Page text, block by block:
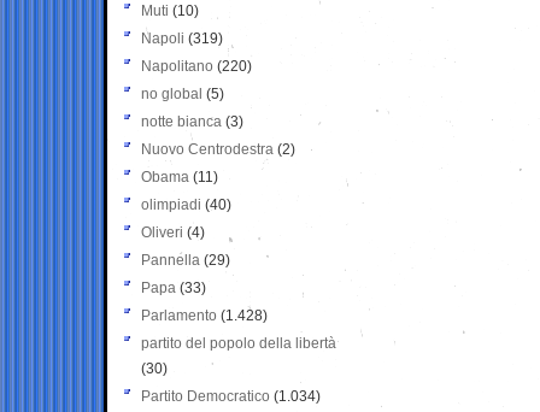
Muti (10)
Napoli (319)
Napolitano (220)
no global (5)
notte bianca (3)
Nuovo Centrodestra (2)
Obama (11)
olimpiadi (40)
Oliveri (4)
Pannella (29)
Papa (33)
Parlamento (1.428)
partito del popolo della libertà
(30)
Partito Democratico (1.034)